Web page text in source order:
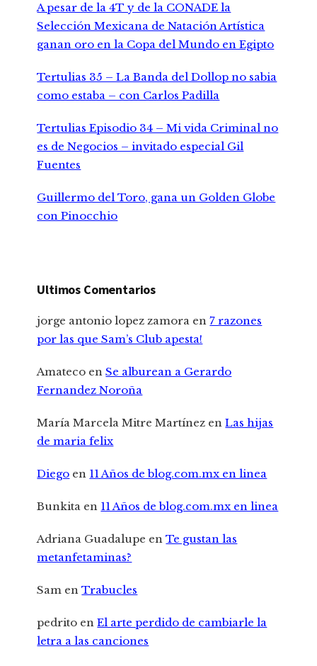
A pesar de la 4T y de la CONADE la
Selección Mexicana de Natación Artística
ganan oro en la Copa del Mundo en Egipto
Tertulias 35 – La Banda del Dollop no sabia
como estaba – con Carlos Padilla
Tertulias Episodio 34 – Mi vida Criminal no
es de Negocios – invitado especial Gil
Fuentes
Guillermo del Toro, gana un Golden Globe
con Pinocchio
Ultimos Comentarios
jorge antonio lopez zamora en7 razones
por las que Sam’s Club apesta!
Amateco enSe alburean a Gerardo
Fernandez Noroña
María Marcela Mitre Martínez enLas hijas
de maria felix
Diego en 11 Años de blog.com.mx en linea
Bunkita en 11 Años de blog.com.mx en linea
Adriana Guadalupe enTe gustan las
metanfetaminas?
Sam enTrabucles
pedrito enEl arte perdido de cambiarle la
letra a las canciones